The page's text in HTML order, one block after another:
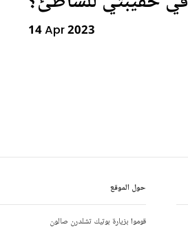
14 Apr 2023
حول الموقع
قوموا بزيارة بوتيك تشلدرن صالون